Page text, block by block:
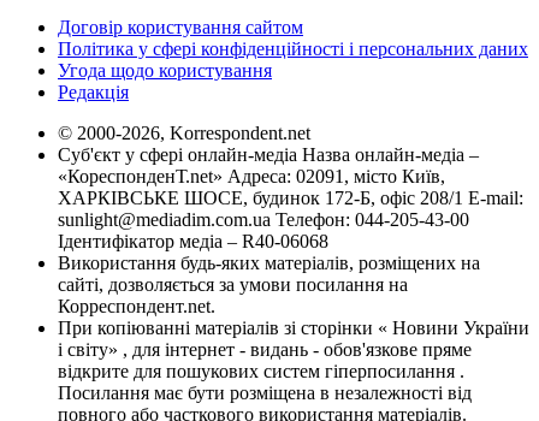
Договір користування сайтом
Політика у сфері конфіденційності і персональних даних
Угода щодо користування
Редакція
© 2000-2026, Korrespondent.net
Суб'єкт у сфері онлайн-медіа Назва онлайн-медіа –
«КореспонденТ.net» Адреса: 02091, місто Київ,
ХАРКІВСЬКЕ ШОСЕ, будинок 172-Б, офіс 208/1 E-mail:
sunlight@mediadim.com.ua Телефон: 044-205-43-00
Ідентифікатор медіа – R40-06068
Використання будь-яких матеріалів, розміщених на
сайті, дозволяється за умови посилання на
Корреспондент.net.
При копіюванні матеріалів зі сторінки « Новини України
і світу» , для інтернет - видань - обов'язкове пряме
відкрите для пошукових систем гіперпосилання .
Посилання має бути розміщена в незалежності від
повного або часткового використання матеріалів.